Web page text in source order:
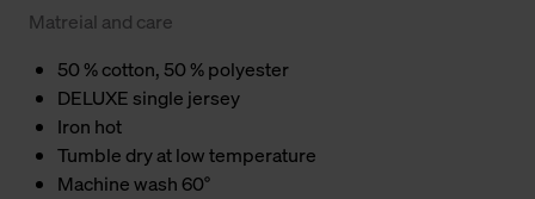
Matreial and care
50 % cotton, 50 % polyester
DELUXE single jersey
Iron hot
Tumble dry at low temperature
Machine wash 60°